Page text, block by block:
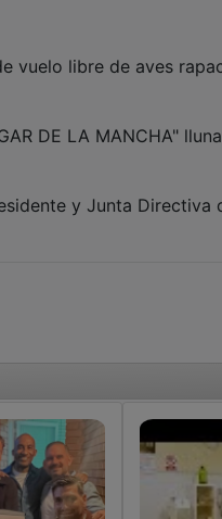
vuelo libre de aves
DE LA MANCHA"
y Junta Directiva